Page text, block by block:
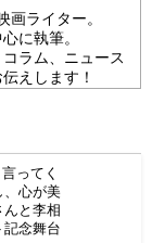
画ライター。
に執筆。
ラム、ニュース
えします！
ってく
、心が美
と李相
記念舞台